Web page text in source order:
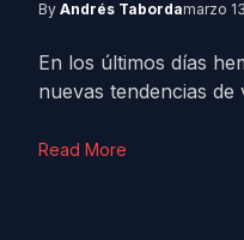
By Andrés Tabordamarzo
En los últimos días
nuevas tendencias
Read More